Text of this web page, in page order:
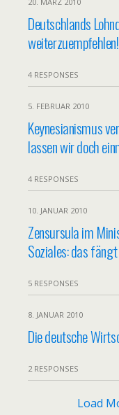
Deutschlands
weiterzuempfehlen!
4 RESPONSES
5. FEBRUAR 2010
Keynesianismus
lassen wir doch
4 RESPONSES
10. JANUAR 2010
Zensursula im
Soziales: das
5 RESPONSES
8. JANUAR 2010
Die deutsche
2 RESPONSES
Load